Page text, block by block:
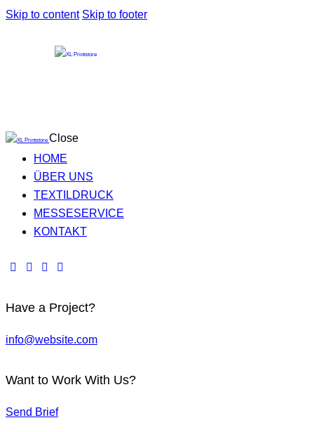
Skip to content Skip to footer
Close
HOME
ÜBER UNS
TEXTILDRUCK
MESSESERVICE
KONTAKT
Have a Project?
info@website.com
Want to Work With Us?
Send Brief